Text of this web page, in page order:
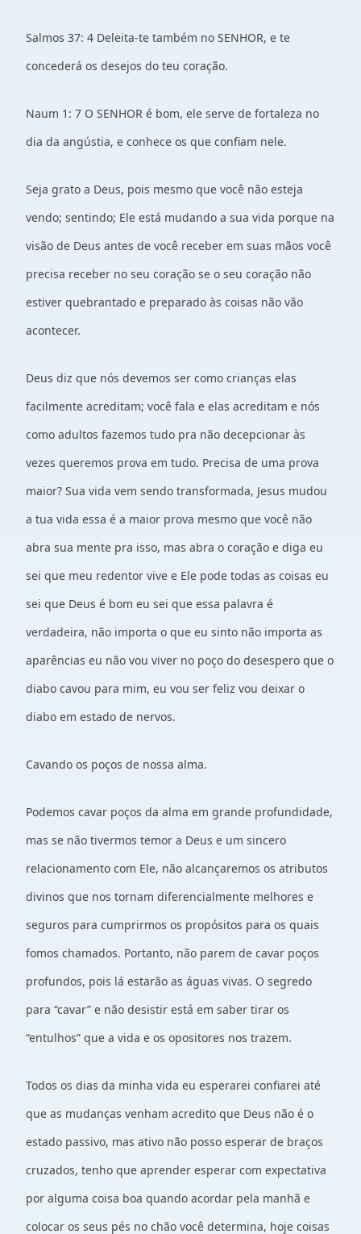
Salmos 37: 4 Deleita-te também no SENHOR, e te
concederá os desejos do teu coração.
Naum 1: 7 O SENHOR é bom, ele serve de fortaleza no
dia da angústia, e conhece os que confiam nele.
Seja grato a Deus, pois mesmo que você não esteja
vendo; sentindo; Ele está mudando a sua vida porque na
visão de Deus antes de você receber em suas mãos você
precisa receber no seu coração se o seu coração não
estiver quebrantado e preparado às coisas não vão
acontecer.
Deus diz que nós devemos ser como crianças elas
facilmente acreditam; você fala e elas acreditam e nós
como adultos fazemos tudo pra não decepcionar às
vezes queremos prova em tudo. Precisa de uma prova
maior? Sua vida vem sendo transformada, Jesus mudou
a tua vida essa é a maior prova mesmo que você não
abra sua mente pra isso, mas abra o coração e diga eu
sei que meu redentor vive e Ele pode todas as coisas eu
sei que Deus é bom eu sei que essa palavra é
verdadeira, não importa o que eu sinto não importa as
aparências eu não vou viver no poço do desespero que o
diabo cavou para mim, eu vou ser feliz vou deixar o
diabo em estado de nervos.
Cavando os poços de nossa alma.
Podemos cavar poços da alma em grande profundidade,
mas se não tivermos temor a Deus e um sincero
relacionamento com Ele, não alcançaremos os atributos
divinos que nos tornam diferencialmente melhores e
seguros para cumprirmos os propósitos para os quais
fomos chamados. Portanto, não parem de cavar poços
profundos, pois lá estarão as águas vivas. O segredo
para “cavar” e não desistir está em saber tirar os
“entulhos” que a vida e os opositores nos trazem.
Todos os dias da minha vida eu esperarei confiarei até
que as mudanças venham acredito que Deus não é o
estado passivo, mas ativo não posso esperar de braços
cruzados, tenho que aprender esperar com expectativa
por alguma coisa boa quando acordar pela manhã e
colocar os seus pés no chão você determina, hoje coisas